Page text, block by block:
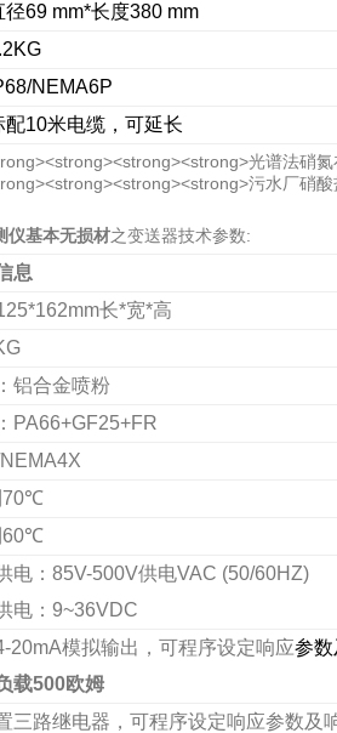
径69 mm*长度380 mm
NEMA6P
配10米电缆，可延长
仪基本无损材之变送器技术参数:
息
长*宽*高
铝合金喷粉
PA66+GF25+FR
NEMA4X
70℃
60℃
电： 85V-500V供电VAC (50/60HZ)
电： 9~36VDC
20mA模拟输出，可程序设定响应参
载500欧姆
三路继电器，可程序设定响应参数及